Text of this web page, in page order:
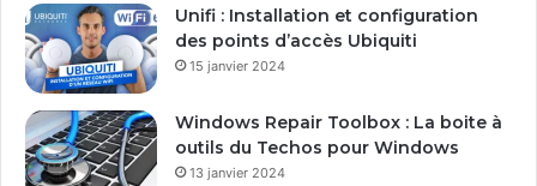
m
a
Unifi : Installation et configuration
des points d’accès Ubiquiti
15 janvier 2024
Windows Repair Toolbox : La boite à
outils du Techos pour Windows
13 janvier 2024